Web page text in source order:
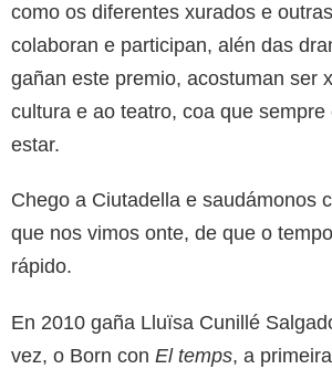
como os diferentes xurados e
colaboran e participan, alén das
gañan este premio, acostuman ser
cultura e ao teatro, coa que sempre
estar.
Chego a Ciutadella e saudámonos
que nos vimos onte, de que o
rápido.
En 2010 gaña Lluïsa Cunillé
vez, o Born con El temps, a